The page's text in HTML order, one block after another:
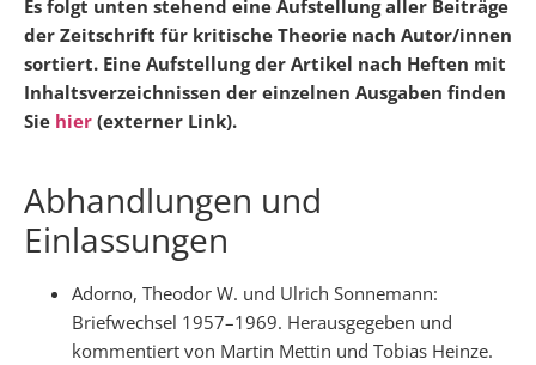
Es folgt unten stehend eine Aufstellung aller Beiträge
der Zeitschrift für kritische Theorie nach Autor/innen
sortiert. Eine Aufstellung der Artikel nach Heften mit
Inhaltsverzeichnissen der einzelnen Ausgaben finden
Sie hier (externer Link).
Abhandlungen und
Einlassungen
Adorno, Theodor W. und Ulrich Sonnemann:
Briefwechsel 1957–1969. Herausgegeben und
kommentiert von Martin Mettin und Tobias Heinze.